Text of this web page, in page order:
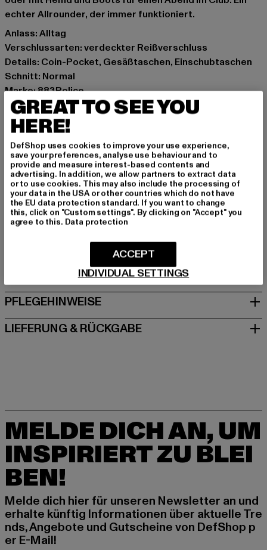
echter Allrounder, der immer funktioniert.
Anlass: Alltag
Verschlussarten: verdeckter Reißverschluss
Details: Coin-Pocket, Gesäßtaschen, Einschubtaschen
Schnitt: Normal
Marke: 883Police
Kat.: Straight Fit Jeans
Farbe: blau
Hersteller Farbe: blue wash
Materialzusammensetzung: 98% Baumwolle, 2%
Elasthan
Art.Nr: 0007778-11997
Hersteller: Zabou House |Krishna@zabou.co.uk
Shelley Road, Ashton-on-Ribble | PR2 2ZH Lancashire |
GRÖSSE & PASSFORM
PFLEGEHINWEISE
LIEFERUNG & RÜCKGABE
MELDE DICH AN, UM
INSPIRIERT ZU BLEI
BEN!
Melde dich hier für unseren Newsletter an und
erhalte künftig Informationen über aktuelle Tre
nds, Angebote und Gutscheine von DefShop p
er E-Mail!
GREAT TO SEE YOU
HERE!
DefShop uses cookies to improve your use experience,
save your preferences, analyse use behaviour and to
provide and measure interest-based contents and
advertising. In addition, we allow partners to extract data
or to use cookies. This may also include the processing of
your data in the USA or other countries which do not have
the EU data protection standard. If you want to change
this, click on "Custom settings". By clicking on "Accept" you
agree to this. Data protection
INDIVIDUAL SETTINGS
ACCEPT